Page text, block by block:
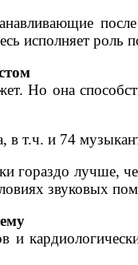
роль
Но она
т.ч. и 74
гораздо лучше,
звуковых
и